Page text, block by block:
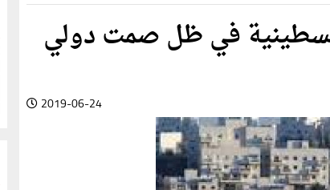
الفلسطينية في ظل صمت دولي
2019-06-24